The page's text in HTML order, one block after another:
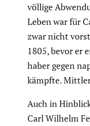
völlige
Leben war für
zwar nicht
1805, bevor er
haber gegen
kämpfte.
Auch in
Carl Wilhelm